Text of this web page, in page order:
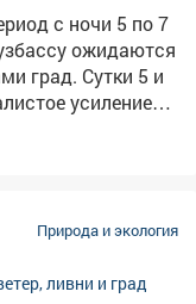
ожидаются
5 и
усиление
Природа и экология